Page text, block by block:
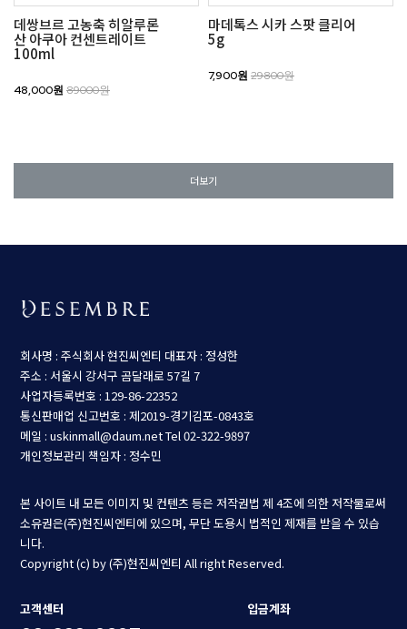
데쌍브르 고농축 히알루론
산 아쿠아 컨센트레이트
100ml
48,000원 89000원
마데톡스 시카 스팟 클리어
5g
7,900원 29800원
더보기
회사명 : 주식회사 현진씨엔티 대표자 : 정성한
주소 : 서울시 강서구 곰달래로 57길 7
사업자등록번호 : 129-86-22352
통신판매업 신고번호 : 제2019-경기김포-0843호
메일 : uskinmall@daum.netTel 02-322-9897
개인정보관리 책임자 : 정수민
본 사이트 내 모든 이미지 및 컨텐츠 등은 저작권법 제 4조에 의한 저작물로써
소유권은(주)현진씨엔티에 있으며, 무단 도용시 법적인 제재를 받을 수 있습
니다.
Copyright (c) by (주)현진씨엔티 All right Reserved.
고객센터 입금계좌